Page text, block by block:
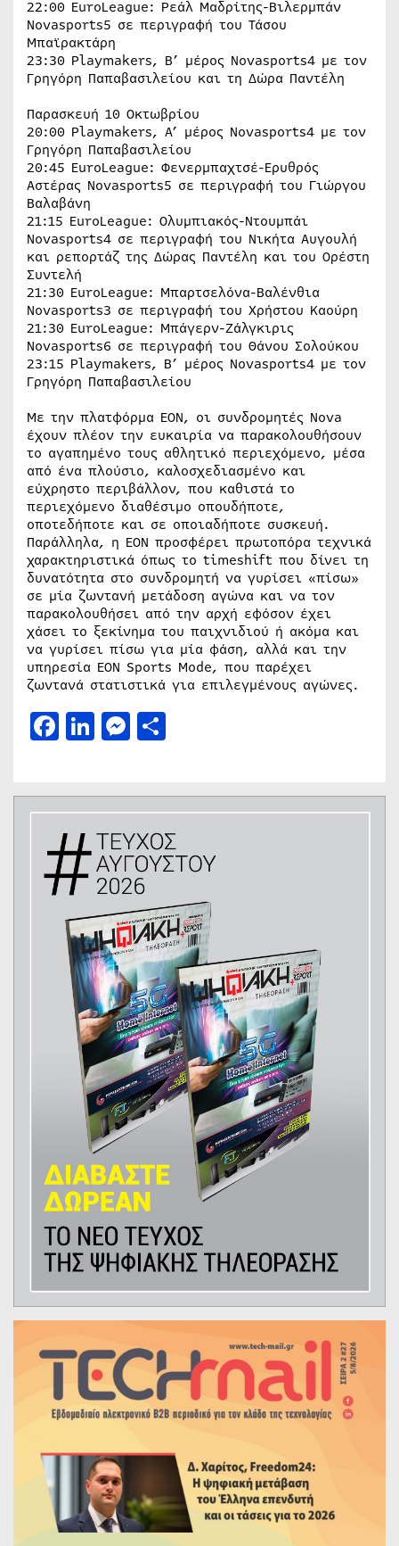
22:00 EuroLeague: Ρεάλ Μαδρίτης-Βιλερμπάν
Novasports5 σε περιγραφή του Τάσου
Μπαϊρακτάρη
23:30 Playmakers, B’ μέρος Novasports4 με τον
Γρηγόρη Παπαβασιλείου και τη Δώρα Παντέλη
Παρασκευή 10 Οκτωβρίου
20:00 Playmakers, Α’ μέρος Novasports4 με τον
Γρηγόρη Παπαβασιλείου
20:45 EuroLeague: Φενερμπαχτσέ-Ερυθρός
Αστέρας Novasports5 σε περιγραφή του Γιώργου
Βαλαβάνη
21:15 EuroLeague: Ολυμπιακός-Ντουμπάι
Novasports4 σε περιγραφή του Νικήτα Αυγουλή
και ρεπορτάζ της Δώρας Παντέλη και του Ορέστη
Συντελή
21:30 EuroLeague: Μπαρτσελόνα-Βαλένθια
Novasports3 σε περιγραφή του Χρήστου Καούρη
21:30 EuroLeague: Μπάγερν-Ζάλγκιρις
Novasports6 σε περιγραφή του Θάνου Σολούκου
23:15 Playmakers, B’ μέρος Novasports4 με τον
Γρηγόρη Παπαβασιλείου
Με την πλατφόρμα EON, οι συνδρομητές Nova
έχουν πλέον την ευκαιρία να παρακολουθήσουν
το αγαπημένο τους αθλητικό περιεχόμενο, μέσα
από ένα πλούσιο, καλοσχεδιασμένο και
εύχρηστο περιβάλλον, που καθιστά το
περιεχόμενο διαθέσιμο οπουδήποτε,
οποτεδήποτε και σε οποιαδήποτε συσκευή.
Παράλληλα, η ΕΟΝ προσφέρει πρωτοπόρα τεχνικά
χαρακτηριστικά όπως το timeshift που δίνει τη
δυνατότητα στο συνδρομητή να γυρίσει «πίσω»
σε μία ζωντανή μετάδοση αγώνα και να τον
παρακολουθήσει από την αρχή εφόσον έχει
χάσει το ξεκίνημα του παιχνιδιού ή ακόμα και
να γυρίσει πίσω για μία φάση, αλλά και την
υπηρεσία EON Sports Mode, που παρέχει
ζωντανά στατιστικά για επιλεγμένους αγώνες.
Facebook
LinkedIn
Messenger